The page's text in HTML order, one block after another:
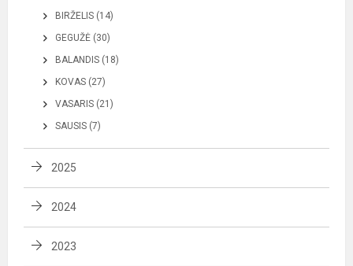
BIRŽELIS (14)
GEGUŽĖ (30)
BALANDIS (18)
KOVAS (27)
VASARIS (21)
SAUSIS (7)
2025
2024
2023